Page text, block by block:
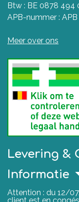
Btw : BE 0878 494
APB-nummer :
Meer over ons
Levering &
Informatie
Attention : du 12/